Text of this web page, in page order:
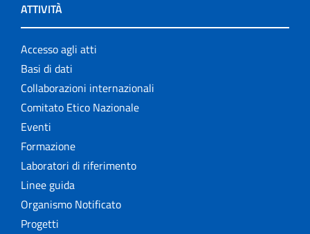
ATTIVITÀ
Accesso agli atti
Basi di dati
Collaborazioni internazionali
Comitato Etico Nazionale
Eventi
Formazione
Laboratori di riferimento
Linee guida
Organismo Notificato
Progetti